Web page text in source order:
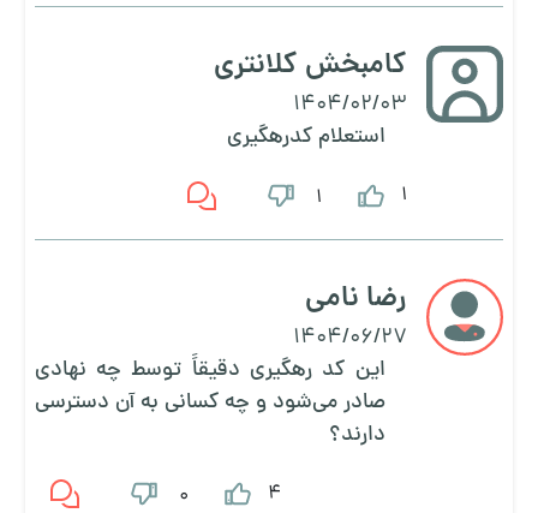
کامبخش کلانتری
1404/02/03
استعلام کدرهگیری
1
1
رضا نامی
1404/06/27
این کد رهگیری دقیقاً توسط چه نهادی
صادر می‌شود و چه کسانی به آن دسترسی
دارند؟
4
0